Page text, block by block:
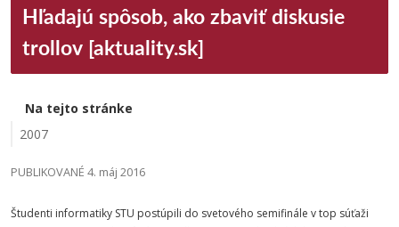
Hľadajú spôsob, ako zbaviť diskusie
trollov [aktuality.sk]
Na tejto stránke
2007
PUBLIKOVANÉ 4. máj 2016
Študenti informatiky STU postúpili do svetového semifinále v top súťaži